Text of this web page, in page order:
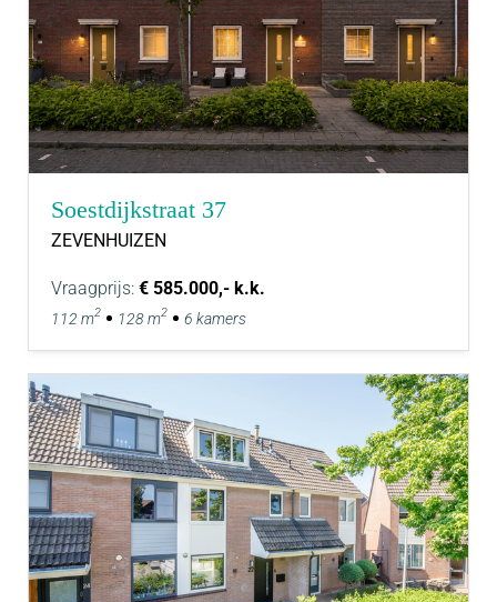
Soestdijkstraat 37
ZEVENHUIZEN
Vraagprijs: € 585.000,- k.k.
112 m2 128 m2 6 kamers